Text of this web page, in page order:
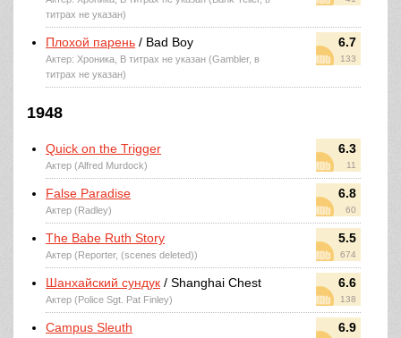
титрах не указан)
6.7
133
Плохой парень / Bad Boy
Актер: Хроника, В титрах не указан (Gambler, в
титрах не указан)
1948
6.3
11
Quick on the Trigger
Актер (Alfred Murdock)
6.8
60
False Paradise
Актер (Radley)
5.5
674
The Babe Ruth Story
Актер (Reporter, (scenes deleted))
6.6
138
Шанхайский сундук / Shanghai Chest
Актер (Police Sgt. Pat Finley)
6.9
Campus Sleuth